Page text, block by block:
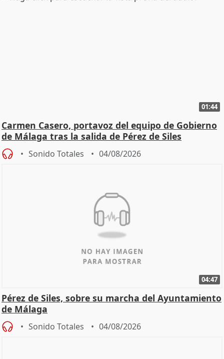
01:44
Carmen Casero, portavoz del equipo de Gobierno
de Málaga tras la salida de Pérez de Siles
Sonido Totales 04/08/2026
04:47
Pérez de Siles, sobre su marcha del Ayuntamiento
de Málaga
Sonido Totales 04/08/2026